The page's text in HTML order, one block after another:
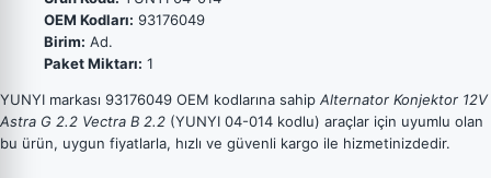
OEM Kodları: 93176049
Birim: Ad.
Paket Miktarı: 1
YUNYI markası 93176049 OEM kodlarına sahip Alternator Konjektor 12V
Astra G 2.2 Vectra B 2.2 (YUNYI 04-014 kodlu) araçlar için uyumlu olan
bu ürün, uygun fiyatlarla, hızlı ve güvenli kargo ile hizmetinizdedir.